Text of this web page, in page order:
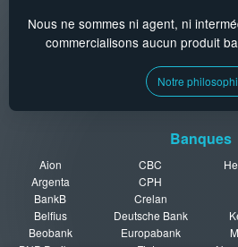
Nous ne sommes ni agent, ni
commercialisons aucun produit
Notre
Banques
Aion
Argenta
BankB
Belfius
Beobank
CBC
CPH
Crelan
Deutsche Bank
Europabank